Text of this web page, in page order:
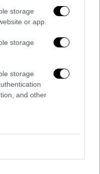
storage
or app.
storage
storage
and other
προπονητής
στους
με τους